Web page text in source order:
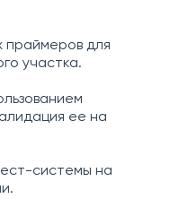
праймеров для
участка.
ее на
системы на